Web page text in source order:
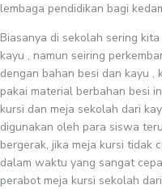
lembaga pendidikan bagi
Biasanya di sekolah sering
kayu , namun seiring
dengan bahan besi dan kayu ,
pakai material berbahan besi
kursi dan meja sekolah dari
digunakan oleh para siswa
bergerak, jika meja kursi tidak
dalam waktu yang sangat
perabot meja kursi sekolah